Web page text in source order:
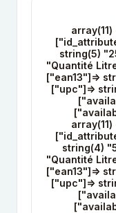
string(5)
"Quantité
["ean13"]=>
["upc"]=>
string(4)
"Quantité
["ean13"]=>
["upc"]=>